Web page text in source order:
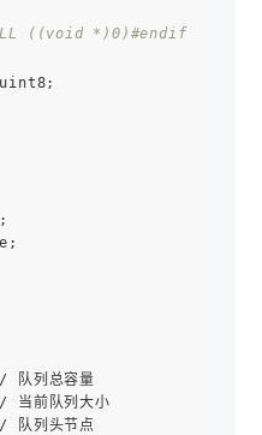
((void *)0) #endif
uint8;
列总容量
前队列大小
列头节点